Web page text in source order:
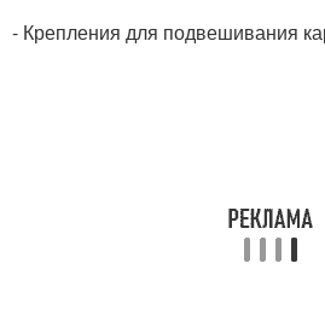
- Крепления для подвешивания